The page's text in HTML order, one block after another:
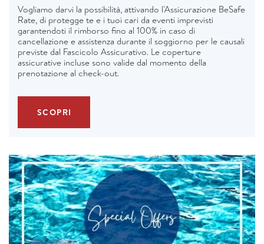
Vogliamo darvi la possibilità, attivando l'Assicurazione BeSafe
Rate, di protegge te e i tuoi cari da eventi imprevisti
garantendoti il rimborso fino al 100% in caso di
cancellazione e assistenza durante il soggiorno per le causali
previste dal Fascicolo Assicurativo. Le coperture
assicurative incluse sono valide dal momento della
prenotazione al check-out.
SCOPRI